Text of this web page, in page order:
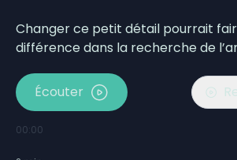
Changer ce petit détail pourrait
différence dans la recherche de
Écouter
00:00